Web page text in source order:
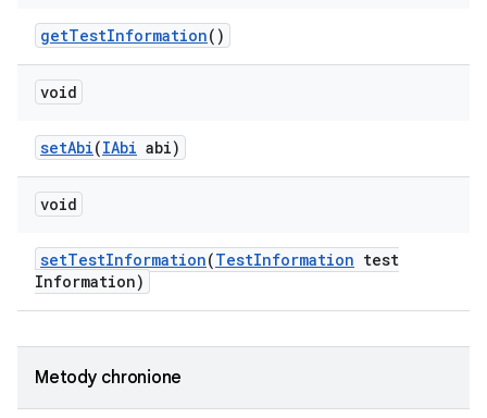
getTestInformation()
void
setAbi(IAbi abi)
void
setTestInformation(TestInformation test
Information)
Metody chronione